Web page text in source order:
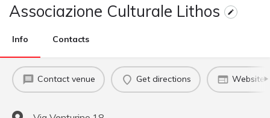
Associazione Culturale Lithos
Info Contacts
Contact venue Get directions Website